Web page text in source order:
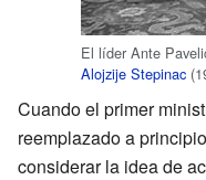
El líder Ante
Alojzije Stepinac
Cuando el primer
reemplazado a
considerar la idea de